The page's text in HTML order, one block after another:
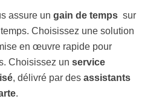
assure un gain de temps sur
temps. Choisissez une solution
en œuvre rapide pour
Choisissez un service
, délivré par des assistants
.